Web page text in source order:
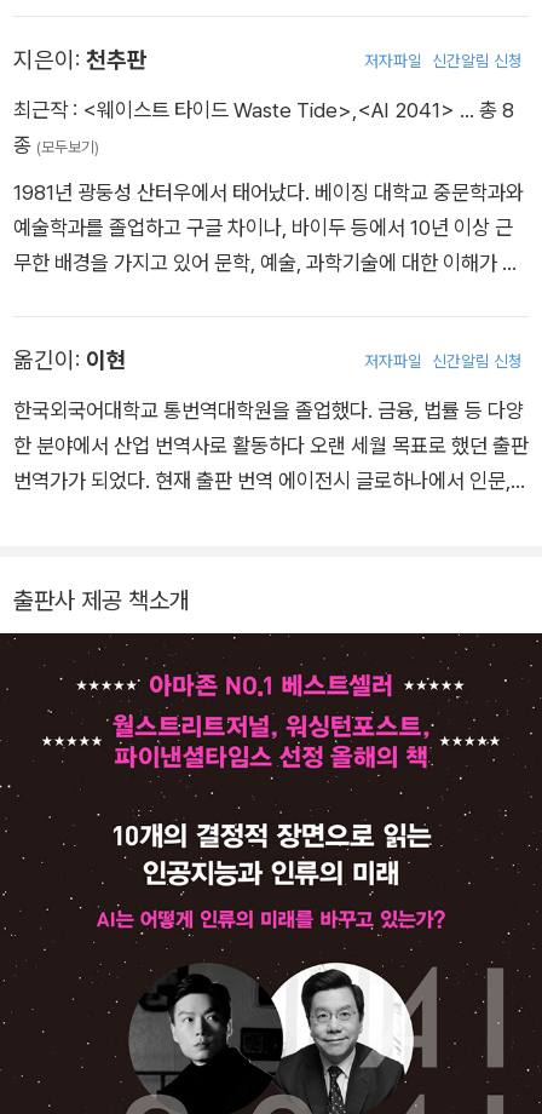
론대학교에서 박사학위를 받았다. <타임>이 선정한 100대 인물
과 글로벌 미디어인 <와이어드(Wired)>가 선정한 25인의 아이
콘에 이름을 올리는 등 과학계의 영향력 있는 리더로 인정받고 있
지은이: 천추판 저자파일 신간알림 신청
최근작 : <웨이스트 타이드 Waste Tide>,<AI 2041> … 총 8
종 (모두보기)
1981년 광둥성 산터우에서 태어났다. 베이징 대학교 중문학과와
예술학과를 졸업하고 구글 차이나, 바이두 등에서 10년 이상 근
무한 배경을 가지고 있어 문학, 예술, 과학기술에 대한 이해가 깊
열여섯 살 때부터 쌓아 오고 있다. 중국 SF 잡지 『과환세계』가 주
최하는 캠퍼스 SF대상 제6회 공모전에 「미끼」를 응모하여 1위를
차지한 것이 시작이었다. 2000년 「O」로 베이징 대학의 '장자배
오리지널 SF 공모전'에서 1등상을 받은 후로 꾸준히 단편을 발표
한다」로 성운상 최우수 단편상, 「리장의 물고기」로 제2회 SF· 판
타지소설번역상 최우수 단편상의 주인공이 되었다. 대표작으로
꼽히는 『황조荒潮』는 2013년에 출간되어 그해 제4회 성운상 장
편부문 금상, 2014년 제1회 '화지문학상' 장르문학부문 금상을
수상했고, 마철문화 주최 '이 소설이 가장 재미있다 장르문학상'
올해의 TOP 8으로 선정되었다. 2019년에는 초판에서 98곳을
수정하여 3부작의 1부로 개편한 개정증보판을 출간했으며, 최고
의 상업적 가치를 지닌 저작물로 선정되기도 했다. 스타 작가이자
번역가인 켄 리우의 번역으로 출판된 영어판 『Waste Tide』(20
19)는 큰 화제를 불러일으켰으며 독일, 스페인, 이탈리아, 일본,
러시아 등 10개국에 판권이 수출되었다. 영국 〈가디언〉 선정 201
9년 베스트 SF&판타지 도서 리스트, 2020년 로커스상 'Best Fi
rst Novel' 부문 최종 후보작에도 올랐다. 현대 중국 문단은 바링
허우 세대 작가들이 주축을 이루고 있는데 중국 SF계도 비슷한
상황이다. 천추판은 세계중국인SF작가협회(CSFA) 현 회장이
옮긴이: 이현 저자파일 신간알림 신청
한국외국어대학교 통번역대학원을 졸업했다. 금융, 법률 등 다양
한 분야에서 산업 번역사로 활동하다 오랜 세월 목표로 했던 출판
번역가가 되었다. 현재 출판 번역 에이전시 글로하나에서 인문,
생이 달라진다》, 《관계의 뇌과학》, 《나폴레온 힐 멘탈 다이너마
I 2041》, 《게으르다는 착각》 등이 있다.
출판사 제공 책소개